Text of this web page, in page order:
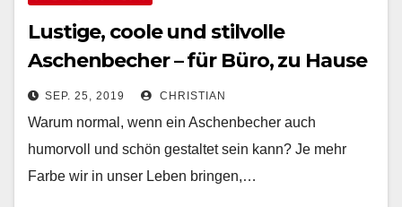
Lustige, coole und stilvolle
Aschenbecher – für Büro, zu Hause
und draußen
SEP. 25, 2019 CHRISTIAN
Warum normal, wenn ein Aschenbecher auch
humorvoll und schön gestaltet sein kann? Je mehr
Farbe wir in unser Leben bringen,…